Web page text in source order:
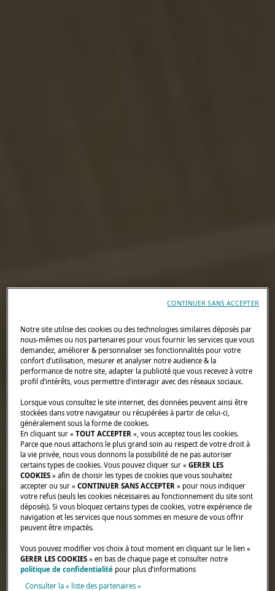
Notre site utilise des cookies ou des technologies similaires déposés par
nous-mêmes ou nos partenaires pour vous fournir les services que vous
demandez, améliorer & personnaliser ses fonctionnalités pour votre
confort d’utilisation, mesurer et analyser notre audience & la
performance de notre site, adapter la publicité que vous recevez à votre
profil d’intérêts, vous permettre d’interagir avec des réseaux sociaux.
Lorsque vous consultez le site internet, des données peuvent ainsi être
stockées dans votre navigateur ou récupérées à partir de celui-ci,
généralement sous la forme de cookies.
En cliquant sur «TOUT ACCEPTER », vous acceptez tous les cookies.
Parce que nous attachons le plus grand soin au respect de votre droit à
la vie privée, nous vous donnons la possibilité de ne pas autoriser
certains types de cookies. Vous pouvez cliquer sur «GERER LES
COOKIES » afin de choisir les types de cookies que vous souhaitez
accepter ou sur «CONTINUER SANS ACCEPTER » pour nous indiquer
votre refus (seuls les cookies nécessaires au fonctionnement du site sont
déposés). Si vous bloquez certains types de cookies, votre expérience de
navigation et les services que nous sommes en mesure de vous offrir
peuvent être impactés.
Vous pouvez modifier vos choix à tout moment en cliquant sur le lien «
GERER LES COOKIES » en bas de chaque page et consulter notre
politique de confidentialité pour plus d’informations
Consulter la « liste des partenaires »
CONTINUER SANS ACCEPTER